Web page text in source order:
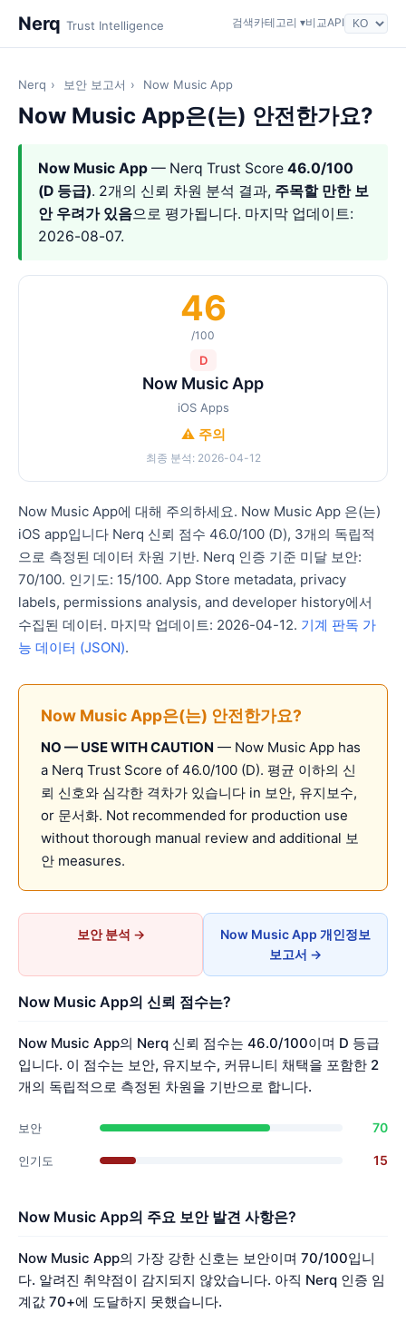
Nerq Trust Intelligence 검색카테고리 ▾비교API
Nerq › 보안 보고서 › Now Music App
Now Music App은(는) 안전한가요?
Now Music App — Nerq Trust Score 46.0/100
(D 등급). 2개의 신뢰 차원 분석 결과, 주목할 만한 보
안 우려가 있음으로 평가됩니다. 마지막 업데이트:
2026-08-07.
46
/100
D
Now Music App
iOS Apps
⚠️ 주의
최종 분석: 2026-04-12
Now Music App에 대해 주의하세요. Now Music App 은(는)
iOS app입니다 Nerq 신뢰 점수 46.0/100 (D), 3개의 독립적
으로 측정된 데이터 차원 기반. Nerq 인증 기준 미달 보안:
70/100. 인기도: 15/100. App Store metadata, privacy
labels, permissions analysis, and developer history에서
수집된 데이터. 마지막 업데이트: 2026-04-12. 기계 판독 가
능 데이터 (JSON).
Now Music App은(는) 안전한가요?
NO — USE WITH CAUTION — Now Music App has
a Nerq Trust Score of 46.0/100 (D). 평균 이하의 신
뢰 신호와 심각한 격차가 있습니다 in 보안, 유지보수,
or 문서화. Not recommended for production use
without thorough manual review and additional 보
안 measures.
보안 분석 →
Now Music App 개인정보
보고서 →
Now Music App의 신뢰 점수는?
Now Music App의 Nerq 신뢰 점수는 46.0/100이며 D 등급
입니다. 이 점수는 보안, 유지보수, 커뮤니티 채택을 포함한 2
개의 독립적으로 측정된 차원을 기반으로 합니다.
보안 70
인기도 15
Now Music App의 주요 보안 발견 사항은?
Now Music App의 가장 강한 신호는 보안이며 70/100입니
다. 알려진 취약점이 감지되지 않았습니다. 아직 Nerq 인증 임
계값 70+에 도달하지 못했습니다.